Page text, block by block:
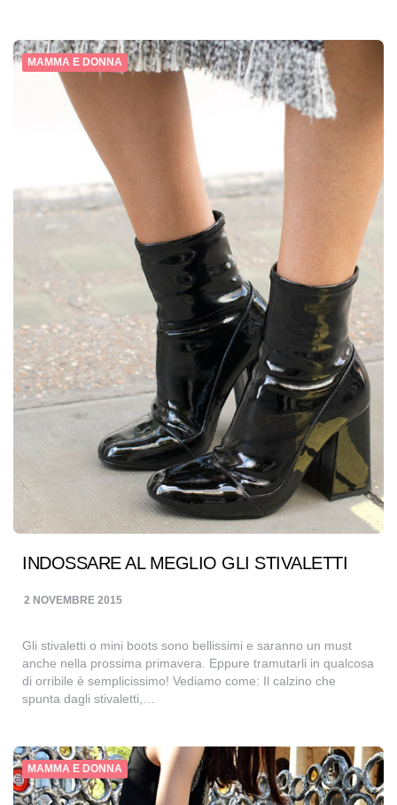
MAMMA E DONNA
INDOSSARE AL MEGLIO GLI STIVALETTI
2 NOVEMBRE 2015
Gli stivaletti o mini boots sono bellissimi e saranno un must
anche nella prossima primavera. Eppure tramutarli in qualcosa
di orribile è semplicissimo! Vediamo come: Il calzino che
spunta dagli stivaletti,…
MAMMA E DONNA